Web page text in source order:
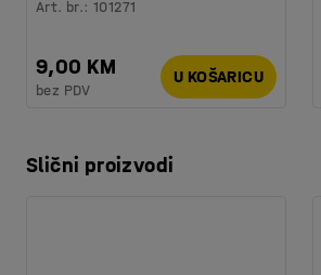
Art. br.:101271
9,00 KM
bez PDV
U KOŠARICU
Slični proizvodi